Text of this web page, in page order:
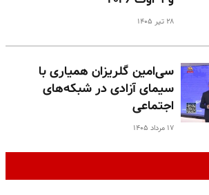
۲۸ تیر ۱۴۰۵
سی‌امین گلریزان همیاری با
سیمای آزادی در شبکه‌های
اجتماعی
۱۷ مرداد ۱۴۰۵